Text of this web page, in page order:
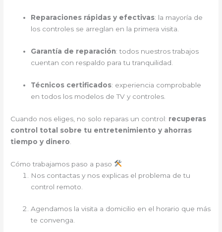
Reparaciones rápidas y efectivas: la mayoría de
los controles se arreglan en la primera visita.
Garantía de reparación: todos nuestros trabajos
cuentan con respaldo para tu tranquilidad.
Técnicos certificados: experiencia comprobable
en todos los modelos de TV y controles.
Cuando nos eliges, no solo reparas un control: recuperas
control total sobre tu entretenimiento y ahorras
tiempo y dinero
Cómo trabajamos paso a paso
Nos contactas y nos explicas el problema de tu
control remoto.
Agendamos la visita a domicilio en el horario que más
te convenga.